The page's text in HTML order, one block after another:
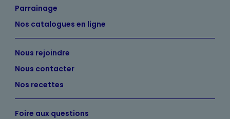
Parrainage
Nos catalogues en ligne
Nous rejoindre
Nous contacter
Nos recettes
Foire aux questions